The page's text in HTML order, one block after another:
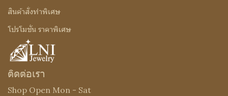
สินค้าสั่งทำพิเศษ
โปรโมชั่น ราคาพิเศษ
ติดต่อเรา
Shop Open Mon - Sat